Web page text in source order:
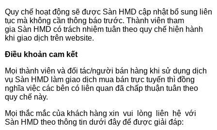
Quy chế hoạt động sẽ được Sàn HMD cập nhật bổ sung liên
tục mà không cần thông báo trước. Thành viên tham
gia Sàn HMD có trách nhiệm tuân theo quy chế hiện hành
khi giao dịch trên website.
Điều khoản cam kết
Mọi thành viên và đối tác/người bán hàng khi sử dụng dịch
vụ Sàn HMD làm giao dịch mua bán trực tuyến thì đồng
nghĩa việc các bên có liên quan đã chấp thuận tuân theo
quy chế này.
Mọi thắc mắc của khách hàng xin vui lòng liên hệ với
Sàn HMD theo thông tin dưới đây để được giải đáp: